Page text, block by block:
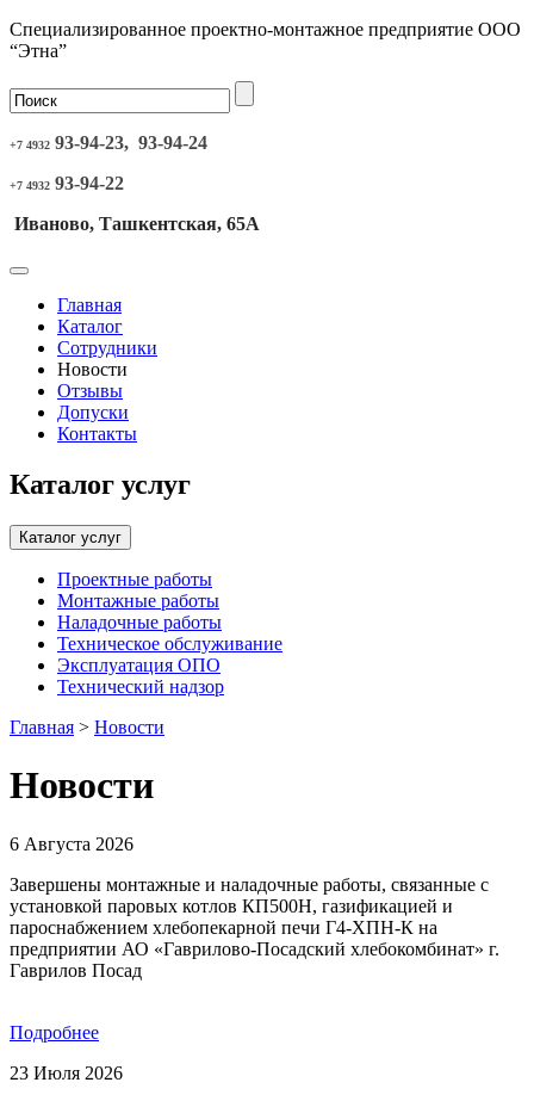
Специализированное проектно-монтажное предприятие ООО
“Этна”
+7 4932 93-94-23, 93-94-24
+7 4932 93-94-22
Иваново, Ташкентская, 65А
Главная
Каталог
Сотрудники
Новости
Отзывы
Допуски
Контакты
Каталог услуг
Каталог услуг
Проектные работы
Монтажные работы
Наладочные работы
Техническое обслуживание
Эксплуатация ОПО
Технический надзор
Главная > Новости
Новости
6 Августа 2026
Завершены монтажные и наладочные работы, связанные с
установкой паровых котлов КП500Н, газификацией и
пароснабжением хлебопекарной печи Г4-ХПН-К на
предприятии АО «Гаврилово-Посадский хлебокомбинат» г.
Гаврилов Посад
Подробнее
23 Июля 2026